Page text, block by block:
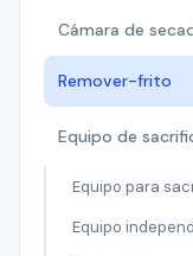
Cámara de
Remover-frito
Equipo de
Equipo para
Equipo